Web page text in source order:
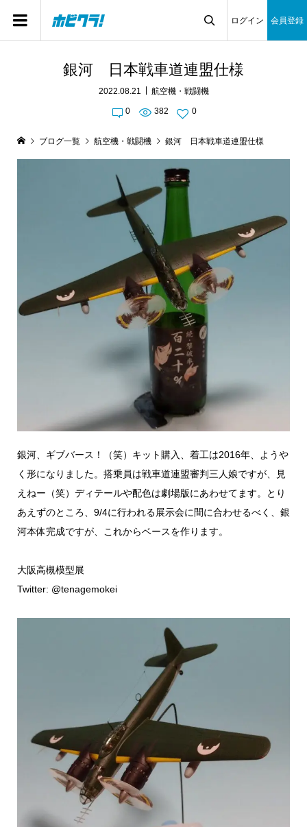
ログイン 会員登録
銀河 日本戦車道連盟仕様
2022.08.21 航空機・戦闘機
0 382 0
ブログ一覧 航空機・戦闘機 銀河 日本戦車道連盟仕様
銀河、ギブバース！（笑）キット購入、着工は2016年、ようや
く形になりました。搭乗員は戦車道連盟審判三人娘ですが、見
えねー（笑）ディテールや配色は劇場版にあわせてます。とり
あえずのところ、9/4に行われる展示会に間に合わせるべく、銀
河本体完成ですが、これからベースを作ります。
大阪高槻模型展
Twitter: @tenagemokei